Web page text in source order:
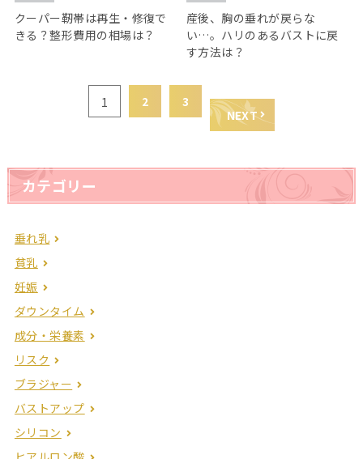
クーパー靭帯は再生・修復で
きる？整形費用の相場は？
産後、胸の垂れが戻らな
い…。ハリのあるバストに戻
す方法は？
1 2
3
NEXT
カテゴリー
垂れ乳
貧乳
妊娠
ダウンタイム
成分・栄養素
リスク
ブラジャー
バストアップ
シリコン